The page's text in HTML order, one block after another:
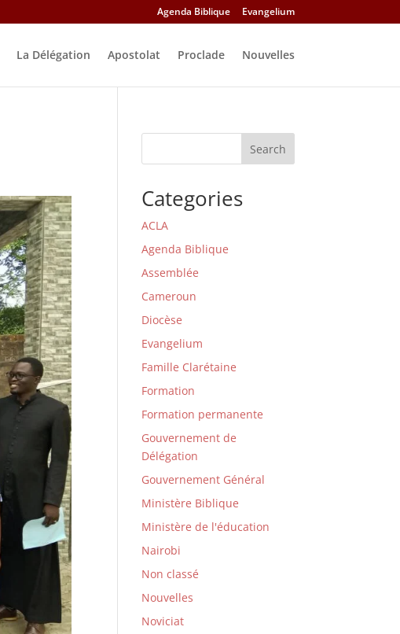
Agenda Biblique Evangelium
La Délégation Apostolat Proclade Nouvelles
Search
Categories
ACLA
Agenda Biblique
Assemblée
Cameroun
Diocèse
Evangelium
Famille Clarétaine
Formation
Formation permanente
Gouvernement de
Délégation
Gouvernement Général
Ministère Biblique
Ministère de l'éducation
Nairobi
Non classé
Nouvelles
Noviciat